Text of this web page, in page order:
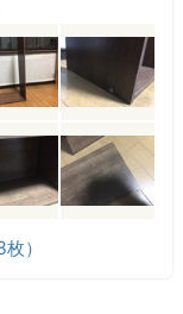
）